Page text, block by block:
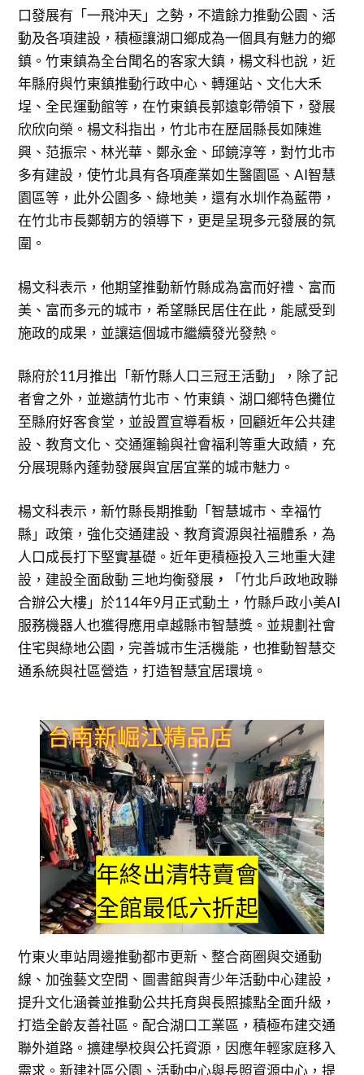
口發展有「一飛沖天」之勢，不遺餘力推動公園、活
動及各項建設，積極讓湖口鄉成為一個具有魅力的鄉
鎮。竹東鎮為全台聞名的客家大鎮，楊文科也說，近
年縣府與竹東鎮推動行政中心、轉運站、文化大禾
埕、全民運動館等，在竹東鎮長郭遠彰帶領下，發展
欣欣向榮。楊文科指出，竹北市在歷屆縣長如陳進
興、范振宗、林光華、鄭永金、邱鏡淳等，對竹北市
多有建設，使竹北具有各項產業如生醫園區、AI智慧
園區等，此外公園多、綠地美，還有水圳作為藍帶，
在竹北市長鄭朝方的領導下，更是呈現多元發展的氛
圍。
楊文科表示，他期望推動新竹縣成為富而好禮、富而
美、富而多元的城市，希望縣民居住在此，能感受到
施政的成果，並讓這個城市繼續發光發熱。
縣府於11月推出「新竹縣人口三冠王活動」，除了記
者會之外，並邀請竹北市、竹東鎮、湖口鄉特色攤位
至縣府好客食堂，並設置宣導看板，回顧近年公共建
設、教育文化、交通運輸與社會福利等重大政績，充
分展現縣內蓬勃發展與宜居宜業的城市魅力。
楊文科表示，新竹縣長期推動「智慧城市、幸福竹
縣」政策，強化交通建設、教育資源與社福體系，為
人口成長打下堅實基礎。近年更積極投入三地重大建
設，建設全面啟動 三地均衡發展 ，
「竹北戶政地政聯
合辦公大樓」於114年9月正式動土，竹縣戶政小美AI
服務機器人也獲得應用卓越縣市智慧獎。並規劃社會
住宅與綠地公園，完善城市生活機能，也推動智慧交
通系統與社區營造，打造智慧宜居環境。
竹東火車站周邊推動都市更新、整合商圈與交通動
線、加強藝文空間、圖書館與青少年活動中心建設，
提升文化涵養並推動公共托育與長照據點全面升級，
打造全齡友善社區。配合湖口工業區，積極布建交通
聯外道路。擴建學校與公托資源，因應年輕家庭移入
需求。新建社區公園、活動中心與長照資源中心，提